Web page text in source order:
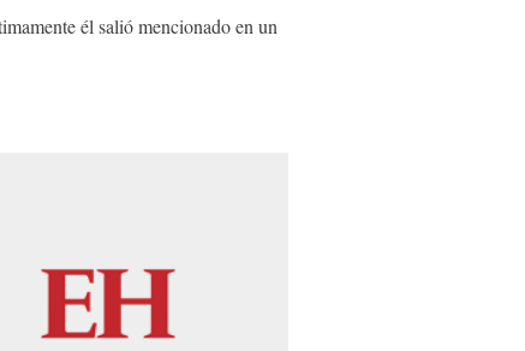
él salió mencionado en un